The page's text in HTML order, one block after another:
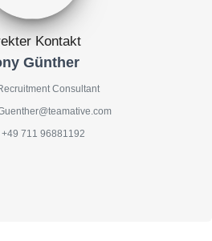
Kontakt
Günther
Consultant
+49 711 96881192